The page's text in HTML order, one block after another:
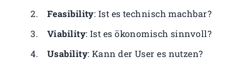
Feasibility: Ist es technisch machbar?
Viability: Ist es ökonomisch sinnvoll?
Usability: Kann der User es nutzen?